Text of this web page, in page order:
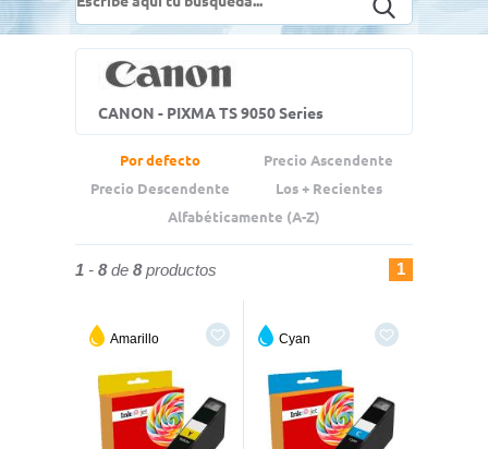
CANON - PIXMA TS 9050 Series
Por defecto
Precio Ascendente
Precio Descendente
Los + Recientes
Alfabéticamente (A-Z)
1 - 8de 8productos 1
Amarillo Cyan